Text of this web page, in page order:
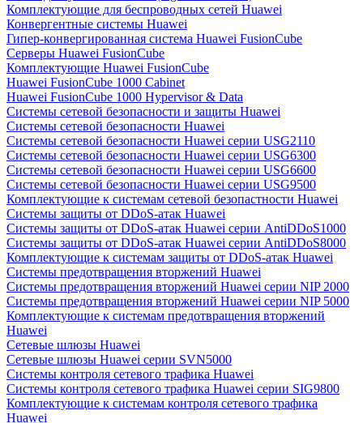
Комплектующие для беспроводных сетей Huawei
Конвергентные системы Huawei
Гипер-конвергированная система Huawei FusionCube
Серверы Huawei FusionCube
Комплектующие Huawei FusionCube
Huawei FusionCube 1000 Cabinet
Huawei FusionCube 1000 Hypervisor & Data
Системы сетевой безопасности и защиты Huawei
Системы сетевой безопасности Huawei
Системы сетевой безопасности Huawei серии USG2110
Системы сетевой безопасности Huawei серии USG6300
Системы сетевой безопасности Huawei серии USG6600
Системы сетевой безопасности Huawei серии USG9500
Комплектующие к системам сетевой безопастности Huawei
Системы защиты от DDoS-атак Huawei
Системы защиты от DDoS-атак Huawei серии AntiDDoS1000
Системы защиты от DDoS-атак Huawei серии AntiDDoS8000
Комплектующие к системам защиты от DDoS-атак Huawei
Системы предотвращения вторжений Huawei
Системы предотвращения вторжений Huawei серии NIP 2000
Системы предотвращения вторжений Huawei серии NIP 5000
Комплектующие к системам предотвращения вторжений
Huawei
Сетевые шлюзы Huawei
Сетевые шлюзы Huawei серии SVN5000
Системы контроля сетевого трафика Huawei
Системы контроля сетевого трафика Huawei серии SIG9800
Комплектующие к системам контроля сетевого трафика
Huawei